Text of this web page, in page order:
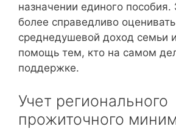
назначении единого пособия.
более справедливо оценивать
среднедушевой доход семьи
помощь тем, кто на самом
поддержке.
Учет регионального
прожиточного